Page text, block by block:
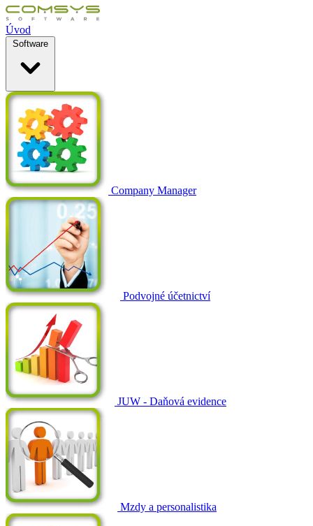
Úvod
Software
Company Manager
Podvojné účetnictví
JUW - Daňová evidence
Mzdy a personalistika